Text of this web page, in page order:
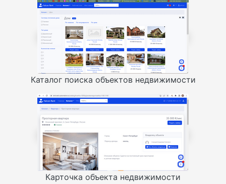
Каталог поиска объектов недвижимости
Карточка объекта недвижимости